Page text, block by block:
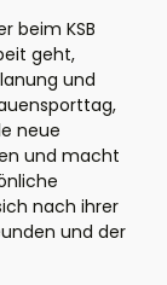
beim KSB
geht,
und
neue
und macht
nach ihrer
und der